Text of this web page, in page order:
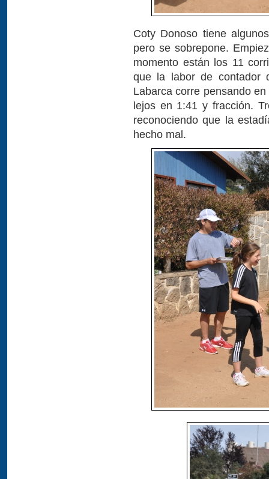
Coty Donoso tiene
pero se sobrepone.
momento están los 11
que la labor de contador
Labarca corre pensando
lejos en 1:41 y fracción.
reconociendo que la
hecho mal.